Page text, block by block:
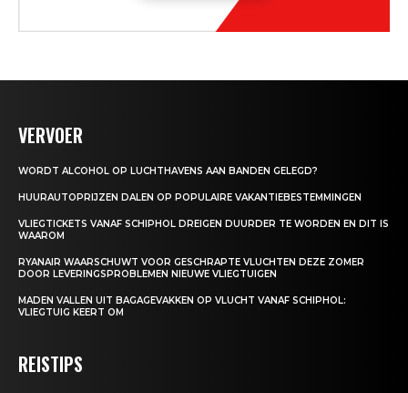
VERVOER
WORDT ALCOHOL OP LUCHTHAVENS AAN BANDEN GELEGD?
HUURAUTOPRIJZEN DALEN OP POPULAIRE VAKANTIEBESTEMMINGEN
VLIEGTICKETS VANAF SCHIPHOL DREIGEN DUURDER TE WORDEN EN DIT IS
WAAROM
RYANAIR WAARSCHUWT VOOR GESCHRAPTE VLUCHTEN DEZE ZOMER
DOOR LEVERINGSPROBLEMEN NIEUWE VLIEGTUIGEN
MADEN VALLEN UIT BAGAGEVAKKEN OP VLUCHT VANAF SCHIPHOL:
VLIEGTUIG KEERT OM
REISTIPS